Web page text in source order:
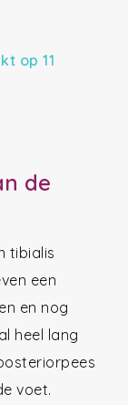
op 11
de
tibialis
een
en nog
heel lang
voet.